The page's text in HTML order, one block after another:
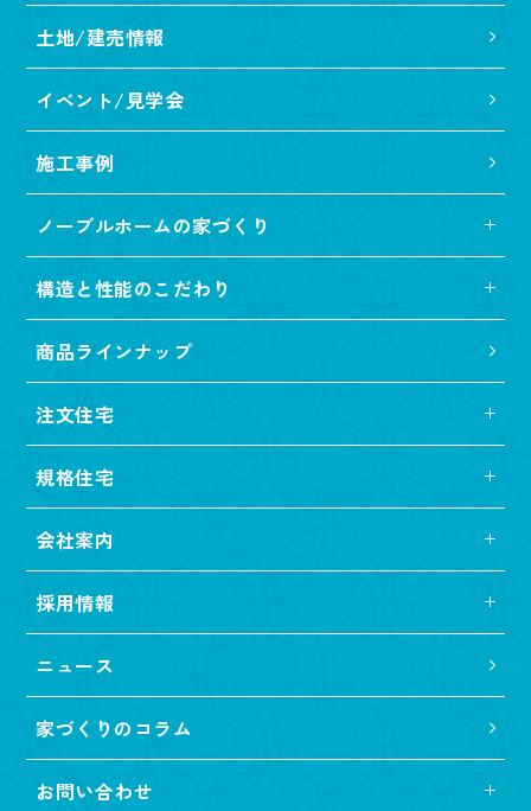
土地/建売情報
イベント/見学会
施工事例
ノーブルホームの家づくり
構造と性能のこだわり
商品ラインナップ
注文住宅
規格住宅
会社案内
採用情報
ニュース
家づくりのコラム
お問い合わせ